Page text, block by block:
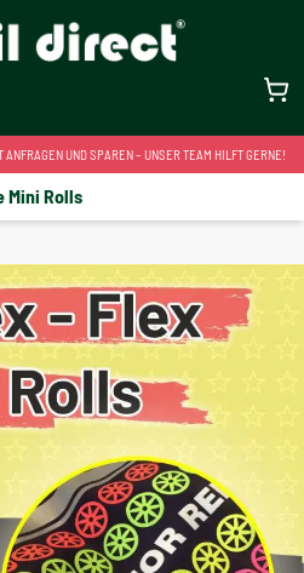
UND SPAREN – UNSER TEAM HILFT GERNE!
Mini Rolls